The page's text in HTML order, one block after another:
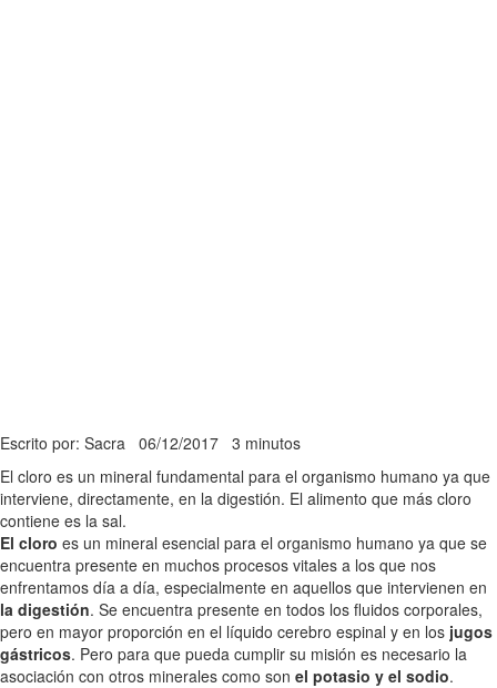
Escrito por: Sacra 06/12/2017 3 minutos
El cloro es un mineral fundamental para el organismo humano ya que
interviene, directamente, en la digestión. El alimento que más cloro
contiene es la sal.
El cloro es un mineral esencial para el organismo humano ya que se
encuentra presente en muchos procesos vitales a los que nos
enfrentamos día a día, especialmente en aquellos que intervienen en
la digestión. Se encuentra presente en todos los fluidos corporales,
pero en mayor proporción en el líquido cerebro espinal y en los jugos
gástricos. Pero para que pueda cumplir su misión es necesario la
asociación con otros minerales como son el potasio y el sodio.